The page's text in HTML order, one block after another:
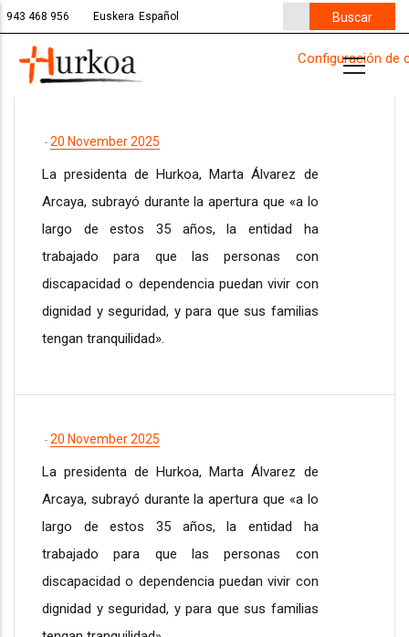
Pasar
al
contenido
principal
943 468 956 Euskera Español
- 20 November 2025
La presidenta de Hurkoa, Marta Álvarez de
Arcaya, subrayó durante la apertura que «a lo
largo de estos 35 años, la entidad ha
trabajado para que las personas con
discapacidad o dependencia puedan vivir con
dignidad y seguridad, y para que sus familias
tengan tranquilidad».
- 20 November 2025
La presidenta de Hurkoa, Marta Álvarez de
Arcaya, subrayó durante la apertura que «a lo
largo de estos 35 años, la entidad ha
trabajado para que las personas con
discapacidad o dependencia puedan vivir con
dignidad y seguridad, y para que sus familias
Configuración de